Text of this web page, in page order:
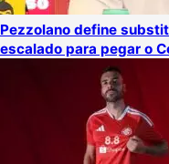
Pezzolano define
escalado para pegar o